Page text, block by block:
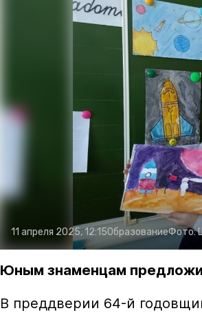
11 апреля 2025, 12:15ОбразованиеФото:
Юным знаменцам
В преддверии 64-й